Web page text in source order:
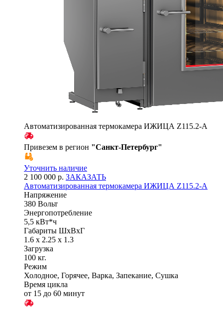
Автоматизированная термокамера ИЖИЦА Z115.2-A
Привезем в регион "Санкт-Петербург"
Уточнить наличие
2 100 000 р. ЗАКАЗАТЬ
Автоматизированная термокамера ИЖИЦА Z115.2-A
Напряжение
380 Вольт
Энергопотребление
5,5 кВт*ч
Габариты ШхВхГ
1.6 x 2.25 x 1.3
Загрузка
100 кг.
Режим
Холодное, Горячее, Варка, Запекание, Сушка
Время цикла
от 15 до 60 минут